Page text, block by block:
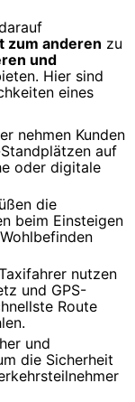
zum anderen zu
und
Hier sind
eines
nehmen Kunden
auf
oder digitale
die
beim Einsteigen
nutzen
und GPS-
Route
und
die Sicherheit